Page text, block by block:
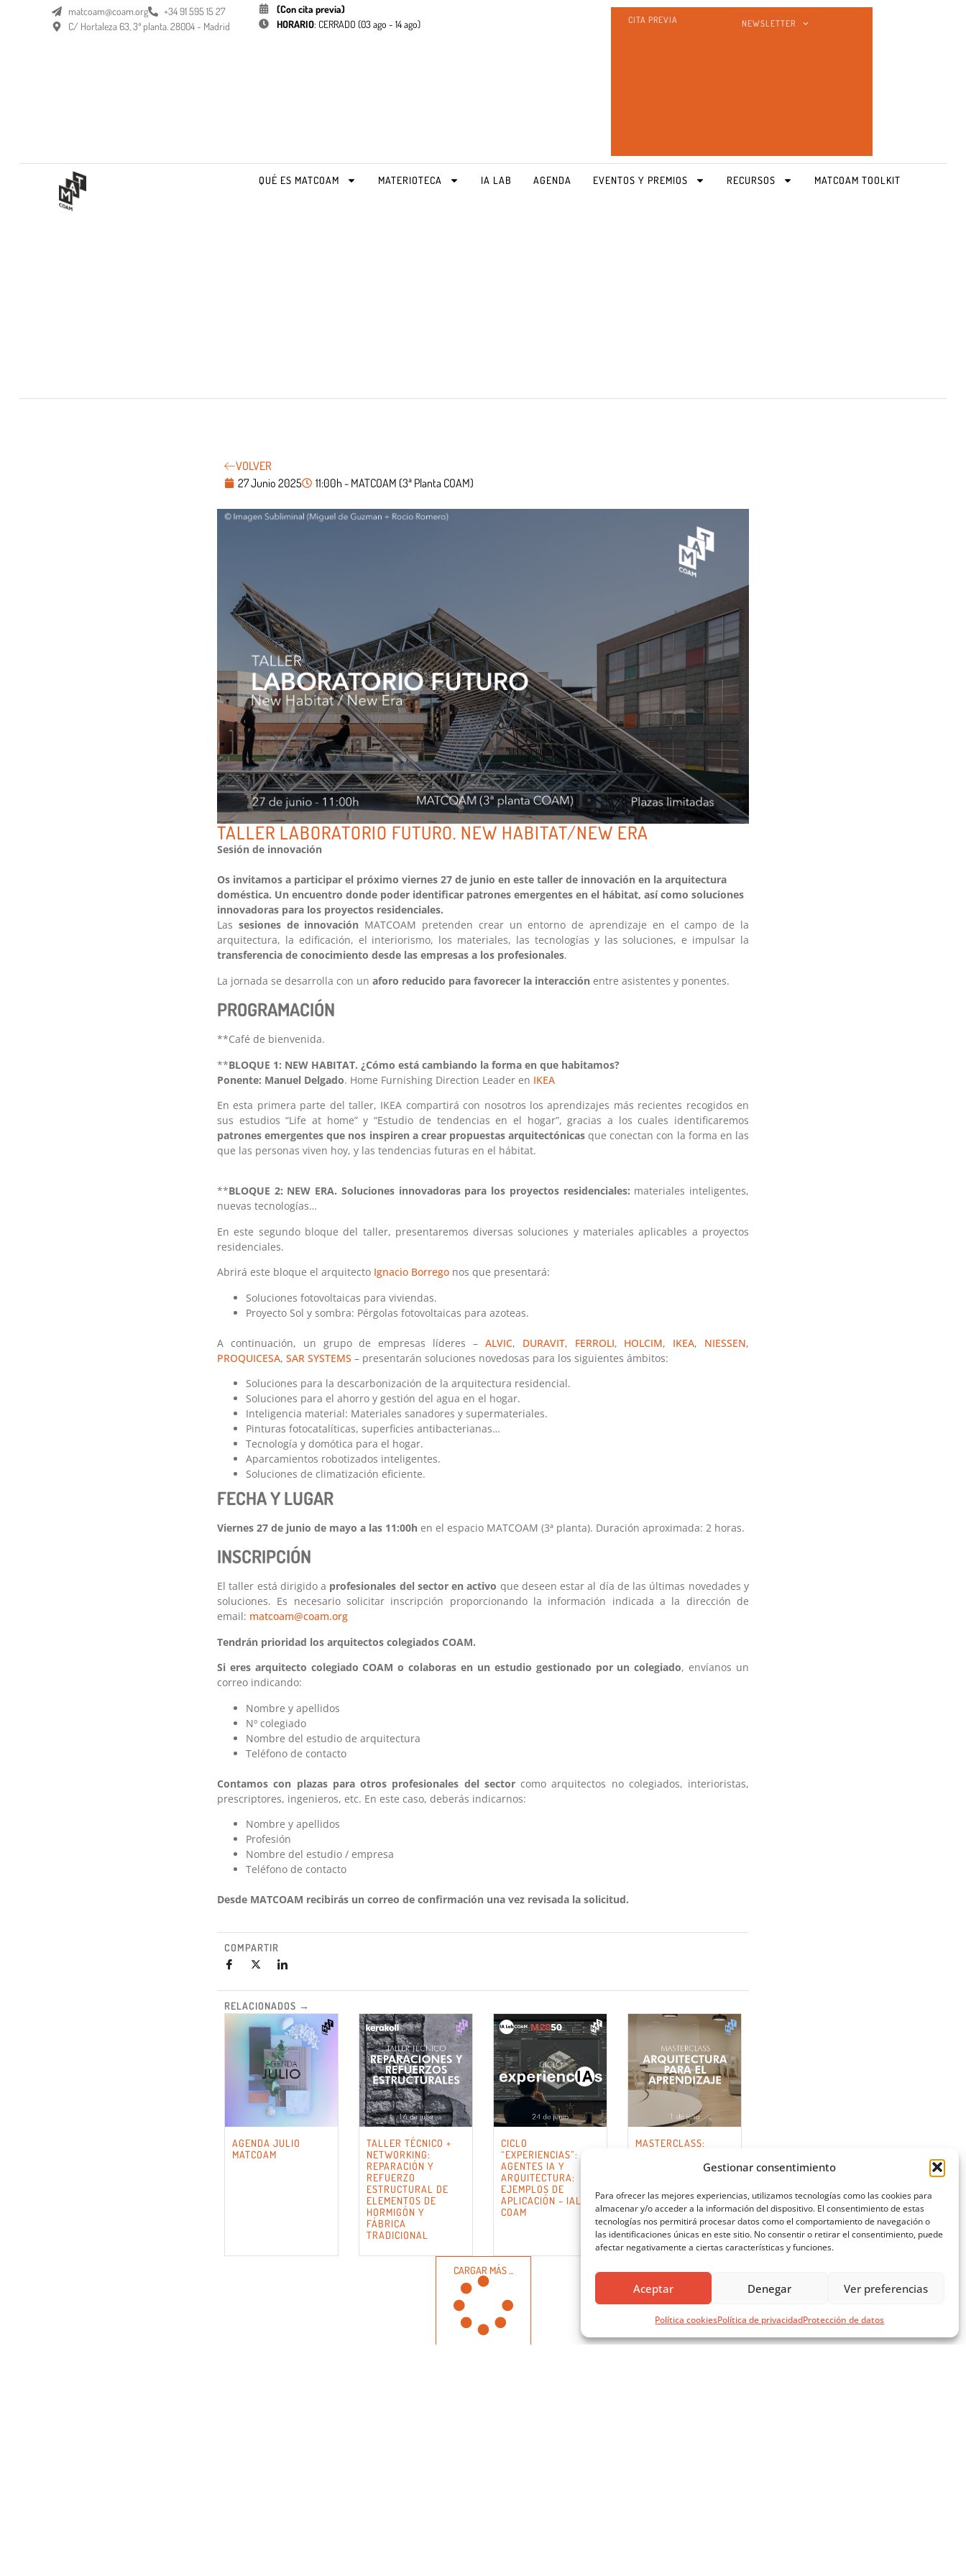
Gestionar consentimiento
Para ofrecer las mejores experiencias, utilizamos tecnologías como las cookies para
almacenar y/o acceder a la información del dispositivo. El consentimiento de estas
tecnologías nos permitirá procesar datos como el comportamiento de navegación o
las identificaciones únicas en este sitio. No consentir o retirar el consentimiento, puede
afectar negativamente a ciertas características y funciones.
Aceptar Denegar Ver preferencias
Política cookiesPolítica de privacidadProtección de datos
matcoam@coam.org
+34 91 595 15 27
C/ Hortaleza 63, 3ª planta. 28004 - Madrid
(Con cita previa)
HORARIO: CERRADO (03 ago - 14 ago) CITA PREVIA NEWSLETTER
QUÉ ES MATCOAM MATERIOTECA IA LAB AGENDA EVENTOS Y PREMIOS RECURSOS MATCOAM TOOLKIT
VOLVER
27 Junio 2025
11:00h - MATCOAM (3ª Planta COAM)
TALLER LABORATORIO FUTURO. NEW HABITAT/NEW ERA
Sesión de innovación
Os invitamos a participar el próximo viernes 27 de junio en este taller de innovación en la arquitectura
doméstica. Un encuentro donde poder identificar patrones emergentes en el hábitat, así como soluciones
innovadoras para los proyectos residenciales.
Las sesiones de innovación MATCOAM pretenden crear un entorno de aprendizaje en el campo de la
arquitectura, la edificación, el interiorismo, los materiales, las tecnologías y las soluciones, e impulsar la
transferencia de conocimiento desde las empresas a los profesionales.
La jornada se desarrolla con un aforo reducido para favorecer la interacción entre asistentes y ponentes.
PROGRAMACIÓN
**Café de bienvenida.
**BLOQUE 1: NEW HABITAT. ¿Cómo está cambiando la forma en que habitamos?
Ponente: Manuel Delgado. Home Furnishing Direction Leader en IKEA
En esta primera parte del taller, IKEA compartirá con nosotros los aprendizajes más recientes recogidos en
sus estudios “Life at home” y “Estudio de tendencias en el hogar”, gracias a los cuales identificaremos
patrones emergentes que nos inspiren a crear propuestas arquitectónicas que conectan con la forma en las
que las personas viven hoy, y las tendencias futuras en el hábitat.
**BLOQUE 2: NEW ERA. Soluciones innovadoras para los proyectos residenciales: materiales inteligentes,
nuevas tecnologías…
En este segundo bloque del taller, presentaremos diversas soluciones y materiales aplicables a proyectos
residenciales.
Abrirá este bloque el arquitecto Ignacio Borrego nos que presentará:
Soluciones fotovoltaicas para viviendas.
Proyecto Sol y sombra: Pérgolas fotovoltaicas para azoteas.
A continuación, un grupo de empresas líderes – ALVIC, DURAVIT, FERROLI, HOLCIM, IKEA, NIESSEN,
PROQUICESA, SAR SYSTEMS – presentarán soluciones novedosas para los siguientes ámbitos:
Soluciones para la descarbonización de la arquitectura residencial.
Soluciones para el ahorro y gestión del agua en el hogar.
Inteligencia material: Materiales sanadores y supermateriales.
Pinturas fotocatalíticas, superficies antibacterianas…
Tecnología y domótica para el hogar.
Aparcamientos robotizados inteligentes.
Soluciones de climatización eficiente.
FECHA Y LUGAR
Viernes 27 de junio de mayo a las 11:00h en el espacio MATCOAM (3ª planta). Duración aproximada: 2 horas.
INSCRIPCIÓN
El taller está dirigido a profesionales del sector en activo que deseen estar al día de las últimas novedades y
soluciones. Es necesario solicitar inscripción proporcionando la información indicada a la dirección de
email: matcoam@coam.org
Tendrán prioridad los arquitectos colegiados COAM.
Si eres arquitecto colegiado COAM o colaboras en un estudio gestionado por un colegiado, envíanos un
correo indicando:
Nombre y apellidos
Nº colegiado
Nombre del estudio de arquitectura
Teléfono de contacto
Contamos con plazas para otros profesionales del sector como arquitectos no colegiados, interioristas,
prescriptores, ingenieros, etc. En este caso, deberás indicarnos:
Nombre y apellidos
Profesión
Nombre del estudio / empresa
Teléfono de contacto
Desde MATCOAM recibirás un correo de confirmación una vez revisada la solicitud.
COMPARTIR
RELACIONADOS →
AGENDA JULIO
MATCOAM
TALLER TÉCNICO +
NETWORKING:
REPARACIÓN Y
REFUERZO
ESTRUCTURAL DE
ELEMENTOS DE
HORMIGÓN Y
FÁBRICA
TRADICIONAL
CICLO
“EXPERIENCIAS”:
AGENTES IA Y
ARQUITECTURA:
EJEMPLOS DE
APLICACIÓN – IALAB
COAM
MASTERCLASS:
EL APRENDIZAJE
CARGAR MÁS ...